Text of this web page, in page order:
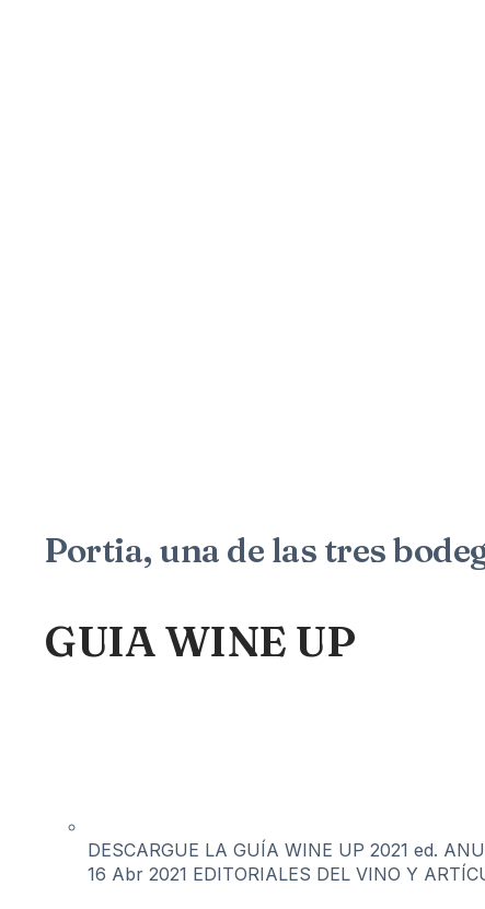
Portia, una de las tres
GUIA WINE UP
DESCARGUE LA GUÍA WINE UP 2021 ed.
16 Abr 2021 EDITORIALES DEL VINO Y